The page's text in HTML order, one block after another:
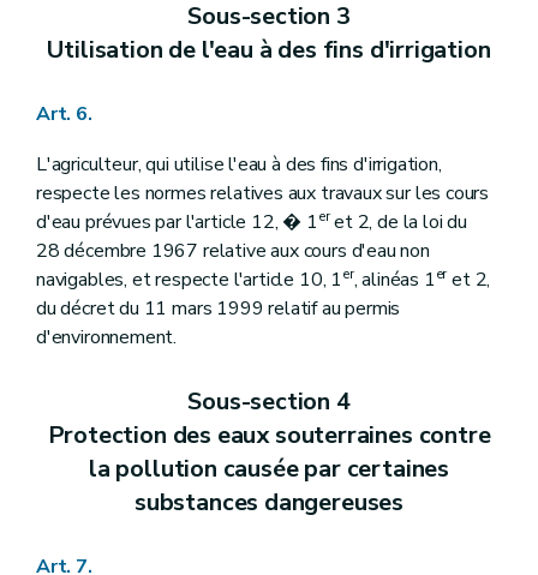
Sous-section 3
Utilisation de l'eau à des fins d'irrigation
Art. 6.
L'agriculteur, qui utilise l'eau à des fins d'irrigation,
respecte les normes relatives aux travaux sur les cours
d'eau prévues par l'article 12, � 1eret 2, de la loi du
28 décembre 1967 relative aux cours d'eau non
navigables, et respecte l'article 10, 1er, alinéas 1eret 2,
du décret du 11 mars 1999 relatif au permis
d'environnement.
Sous-section 4
Protection des eaux souterraines contre
la pollution causée par certaines
substances dangereuses
Art. 7.